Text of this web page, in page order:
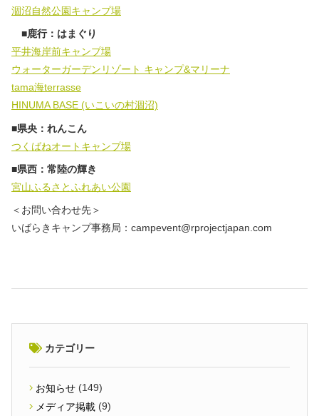
涸沼自然公園キャンプ場
■鹿行：はまぐり
平井海岸前キャンプ場
ウォーターガーデンリゾート キャンプ&マリーナ
tama海terrasse
HINUMA BASE (いこいの村涸沼)
■県央：れんこん
つくばねオートキャンプ場
■県西：常陸の輝き
宮山ふるさとふれあい公園
＜お問い合わせ先＞
いばらきキャンプ事務局： campevent@rprojectjapan.com
カテゴリー
お知らせ (149)
メディア掲載 (9)